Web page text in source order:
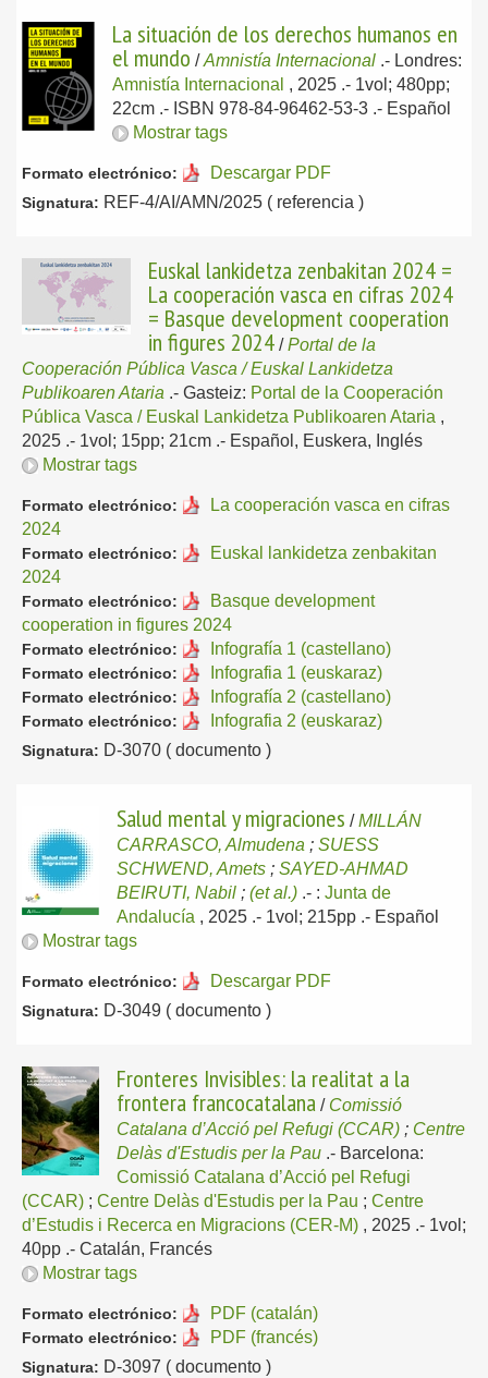
La situación de los derechos humanos en
el mundo /Amnistía Internacional .- Londres:
Amnistía Internacional , 2025 .- 1vol; 480pp;
22cm .- ISBN 978-84-96462-53-3 .- Español
Mostrar tags
Formato electrónico: Descargar PDF
Signatura: REF-4/AI/AMN/2025 ( referencia )
Euskal lankidetza zenbakitan 2024 =
La cooperación vasca en cifras 2024
= Basque development cooperation
in figures 2024 /Portal de la
Cooperación Pública Vasca / Euskal Lankidetza
Publikoaren Ataria .- Gasteiz: Portal de la Cooperación
Pública Vasca / Euskal Lankidetza Publikoaren Ataria ,
2025 .- 1vol; 15pp; 21cm .- Español, Euskera, Inglés
Mostrar tags
Formato electrónico:
La cooperación vasca en cifras
2024
Formato electrónico:
Euskal lankidetza zenbakitan
2024
Formato electrónico:
Basque development
cooperation in figures 2024
Formato electrónico: Infografía 1 (castellano)
Formato electrónico: Infografia 1 (euskaraz)
Formato electrónico: Infografía 2 (castellano)
Formato electrónico: Infografia 2 (euskaraz)
Signatura: D-3070 ( documento )
Salud mental y migraciones /MILLÁN
CARRASCO, Almudena ; SUESS
SCHWEND, Amets ; SAYED-AHMAD
BEIRUTI, Nabil ; (et al.) .- : Junta de
Andalucía , 2025 .- 1vol; 215pp .- Español
Mostrar tags
Formato electrónico: Descargar PDF
Signatura: D-3049 ( documento )
Fronteres Invisibles: la realitat a la
frontera francocatalana / Comissió
Catalana d’Acció pel Refugi (CCAR) ; Centre
Delàs d'Estudis per la Pau .- Barcelona:
Comissió Catalana d’Acció pel Refugi
(CCAR) ; Centre Delàs d'Estudis per la Pau ; Centre
d’Estudis i Recerca en Migracions (CER-M) , 2025 .- 1vol;
40pp .- Catalán, Francés
Mostrar tags
Formato electrónico: PDF (catalán)
Formato electrónico: PDF (francés)
Signatura: D-3097 ( documento )